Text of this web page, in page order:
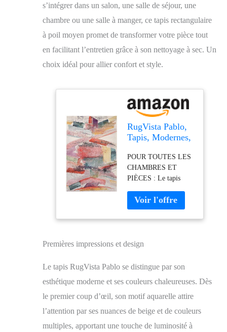
s’intégrer dans un salon, une salle de séjour, une
chambre ou une salle à manger, ce tapis rectangulaire
à poil moyen promet de transformer votre pièce tout
en facilitant l’entretien grâce à son nettoyage à sec. Un
choix idéal pour allier confort et style.
RugVista Pablo,
Tapis, Modernes,
Rectangulaire,
Poil Moyen, Salle
de séjour, à
Manger,
Chambre,
Nettoyage Sec
Seulement,
POUR TOUTES LES
CHAMBRES ET
PIÈCES : Le tapis
coucher, salon, salle à
manger, cuisine,
couloir, antichambre et
EN TURQUIE
Standard 100 by
signifie que le produit
fini est exempt de
dangereux. TAPIS
SALON DESIGN
Premières impressions et design
Le tapis RugVista Pablo se distingue par son
esthétique moderne et ses couleurs chaleureuses. Dès
le premier coup d’œil, son motif aquarelle attire
l’attention par ses nuances de beige et de couleurs
multiples, apportant une touche de luminosité à